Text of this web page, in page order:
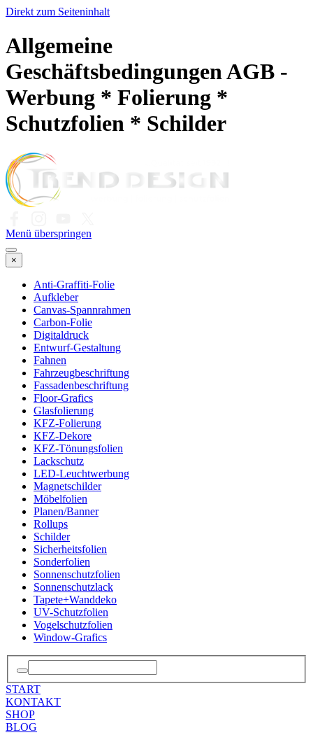
Direkt zum Seiteninhalt
Allgemeine
Geschäftsbedingungen AGB -
Werbung * Folierung *
Schutzfolien * Schilder
Menü überspringen
×
Anti-Graffiti-Folie
Aufkleber
Canvas-Spannrahmen
Carbon-Folie
Digitaldruck
Entwurf-Gestaltung
Fahnen
Fahrzeugbeschriftung
Fassadenbeschriftung
Floor-Grafics
Glasfolierung
KFZ-Folierung
KFZ-Dekore
KFZ-Tönungsfolien
Lackschutz
LED-Leuchtwerbung
Magnetschilder
Möbelfolien
Planen/Banner
Rollups
Schilder
Sicherheitsfolien
Sonderfolien
Sonnenschutzfolien
Sonnenschutzlack
Tapete+Wanddeko
UV-Schutzfolien
Vogelschutzfolien
Window-Grafics
START
KONTAKT
SHOP
BLOG